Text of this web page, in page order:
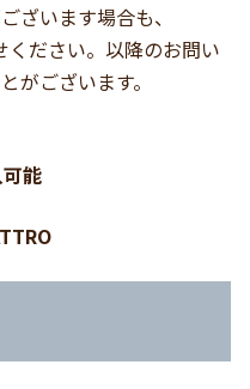
ざいます場合も、
ください。以降のお問い
がございます。
能